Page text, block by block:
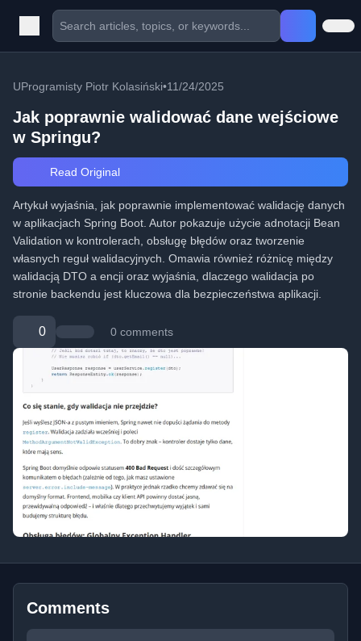
UProgramisty Piotr Kolasiński•11/24/2025
Jak poprawnie walidować dane wejściowe
w Springu?
Read Original
Artykuł wyjaśnia, jak poprawnie implementować walidację danych
w aplikacjach Spring Boot. Autor pokazuje użycie adnotacji Bean
Validation w kontrolerach, obsługę błędów oraz tworzenie
własnych reguł walidacyjnych. Omawia również różnicę między
walidacją DTO a encji oraz wyjaśnia, dlaczego walidacja po
stronie backendu jest kluczowa dla bezpieczeństwa aplikacji.
0 0 comments
Comments